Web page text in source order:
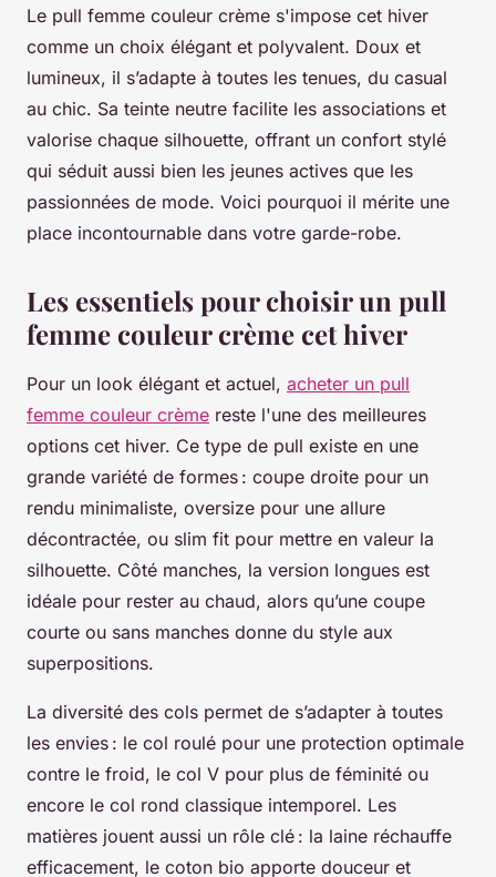
Le pull femme couleur crème s'impose cet hiver
comme un choix élégant et polyvalent. Doux et
lumineux, il s’adapte à toutes les tenues, du casual
au chic. Sa teinte neutre facilite les associations et
valorise chaque silhouette, offrant un confort stylé
qui séduit aussi bien les jeunes actives que les
passionnées de mode. Voici pourquoi il mérite une
place incontournable dans votre garde-robe.
Les essentiels pour choisir un pull
femme couleur crème cet hiver
Pour un look élégant et actuel, acheter un pull
femme couleur crème reste l'une des meilleures
options cet hiver. Ce type de pull existe en une
grande variété de formes : coupe droite pour un
rendu minimaliste, oversize pour une allure
décontractée, ou slim fit pour mettre en valeur la
silhouette. Côté manches, la version longues est
idéale pour rester au chaud, alors qu’une coupe
courte ou sans manches donne du style aux
superpositions.
La diversité des cols permet de s’adapter à toutes
les envies : le col roulé pour une protection optimale
contre le froid, le col V pour plus de féminité ou
encore le col rond classique intemporel. Les
matières jouent aussi un rôle clé : la laine réchauffe
efficacement, le coton bio apporte douceur et